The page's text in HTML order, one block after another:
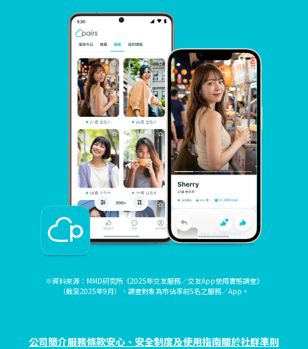
※資料來源：MMD研究所《2025年交友服務／交友App使用實態調查》
（截至2025年9月），調查對象為市佔率前5名之服務／App。
公司簡介服務條款安心、安全制度及使用指南關於社群準則